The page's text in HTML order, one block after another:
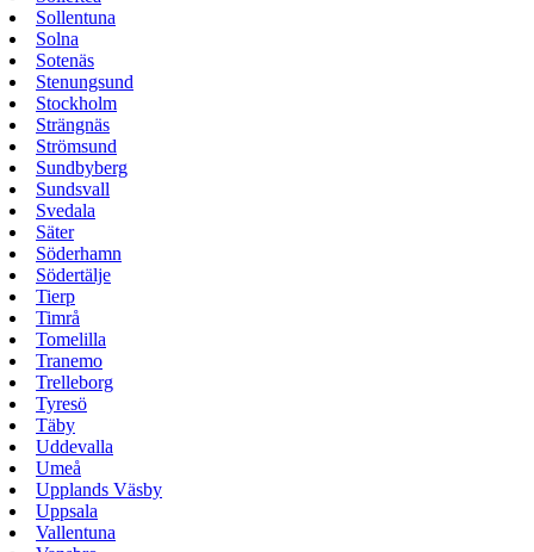
Sollentuna
Solna
Sotenäs
Stenungsund
Stockholm
Strängnäs
Strömsund
Sundbyberg
Sundsvall
Svedala
Säter
Söderhamn
Södertälje
Tierp
Timrå
Tomelilla
Tranemo
Trelleborg
Tyresö
Täby
Uddevalla
Umeå
Upplands Väsby
Uppsala
Vallentuna